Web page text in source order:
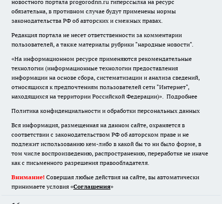
новостного портала progorodnn.ru гиперссылка на ресурс
обязательна, в противном случае будут применены нормы
законодательства РФ об авторских и смежных правах.
Редакция портала не несет ответственности за комментарии
пользователей, а также материалы рубрики "народные новости".
«На информационном ресурсе применяются рекомендательные
технологии (информационные технологии предоставления
информации на основе сбора, систематизации и анализа сведений,
относящихся к предпочтениям пользователей сети "Интернет",
находящихся на территории Российской Федерации)». Подробнее
Политика конфиденциальности и обработки персональных данных
Вся информация, размещенная на данном сайте, охраняется в
соответствии с законодательством РФ об авторском праве и не
подлежит использованию кем-либо в какой бы то ни было форме, в
том числе воспроизведению, распространению, переработке не иначе
как с письменного разрешения правообладателя.
Внимание! Совершая любые действия на сайте, вы автоматически
принимаете условия «Cоглашения»